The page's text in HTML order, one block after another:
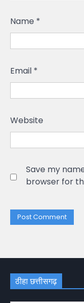
Name *
Email *
Website
Save my
browser for
ठीहा छत्तीसगढ़